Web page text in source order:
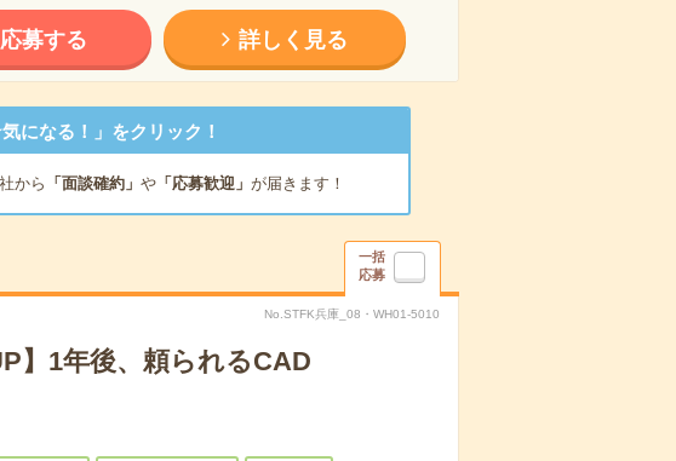
応募する 詳しく見る
になる！」をクリック！
から 「面談確約」 や「応募歓迎」 が届きます！
一括
応募
No.STFK兵庫_08・WH01-5010
】1年後、頼られるCAD